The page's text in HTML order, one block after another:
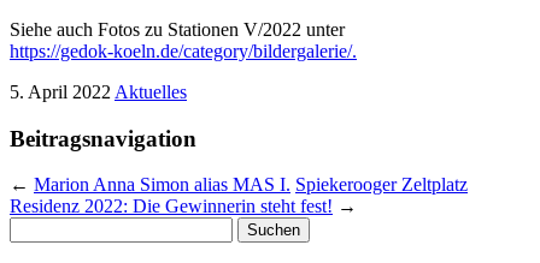
Siehe auch Fotos zu Stationen V/2022 unter
https://gedok-koeln.de/category/bildergalerie/.
5. April 2022 Aktuelles
Beitragsnavigation
← Marion Anna Simon alias MAS I. Spiekerooger Zeltplatz
Residenz 2022: Die Gewinnerin steht fest! →
nach: